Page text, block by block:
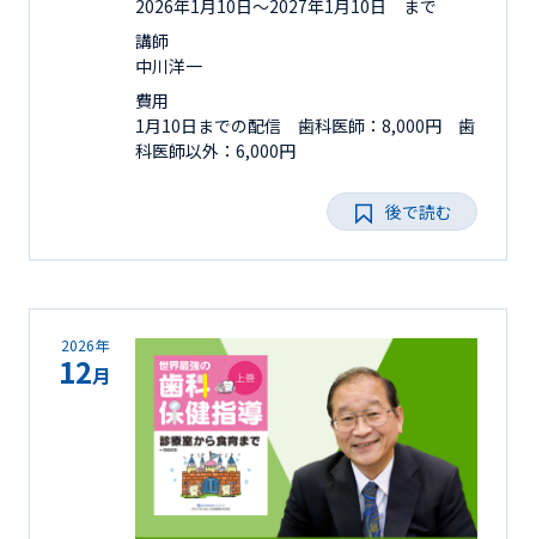
2026年1月10日〜2027年1月10日 まで
講師
中川洋一
費用
1月10日までの配信 歯科医師：8,000円 歯
科医師以外：6,000円
後で読む
2026年
12月